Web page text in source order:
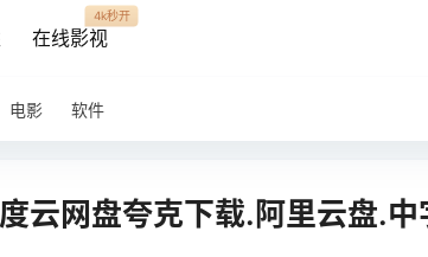
在线影视
4k秒开
电影 软件
度云网盘夸克下载.阿里云盘.